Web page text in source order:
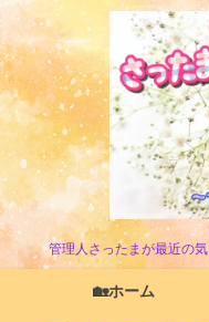
管理人さったまが最近の
🏡ホーム